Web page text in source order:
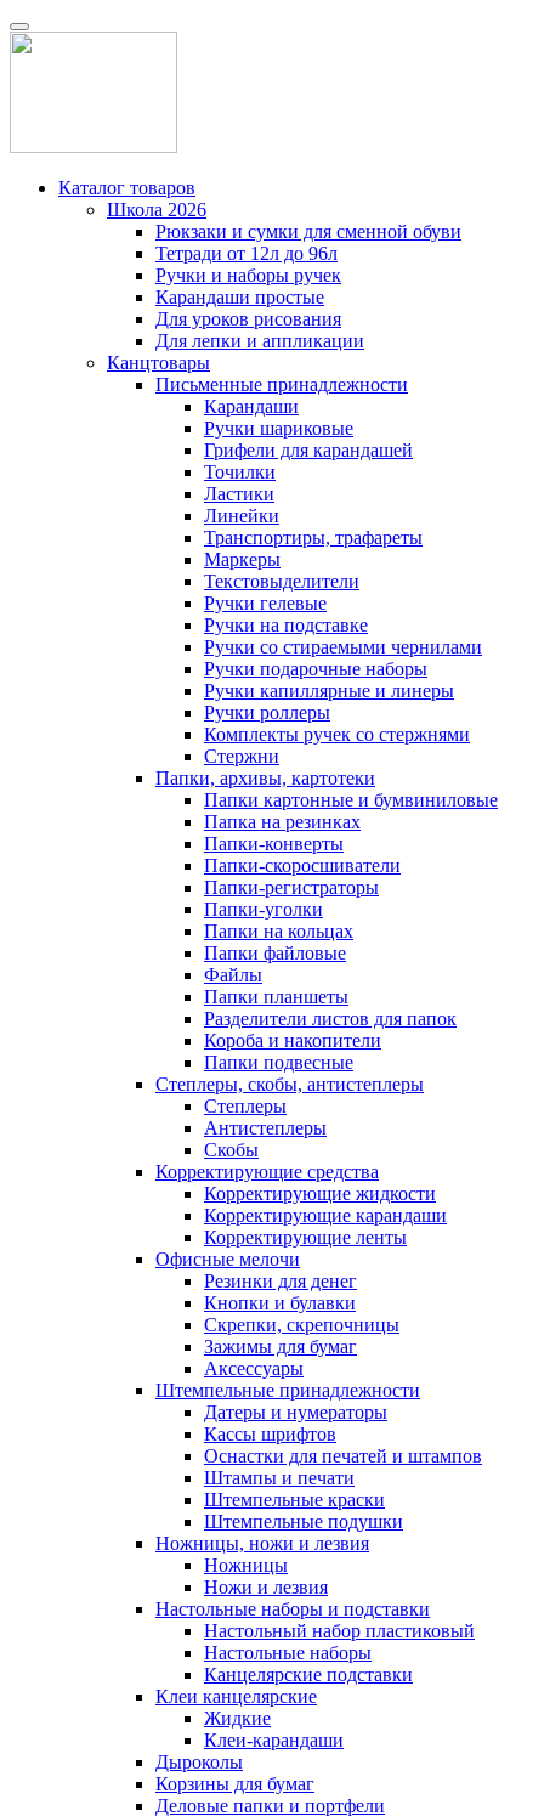
Каталог товаров
Школа 2026
Рюкзаки и сумки для сменной обуви
Тетради от 12л до 96л
Ручки и наборы ручек
Карандаши простые
Для уроков рисования
Для лепки и аппликации
Канцтовары
Письменные принадлежности
Карандаши
Ручки шариковые
Грифели для карандашей
Точилки
Ластики
Линейки
Транспортиры, трафареты
Маркеры
Текстовыделители
Ручки гелевые
Ручки на подставке
Ручки со стираемыми чернилами
Ручки подарочные наборы
Ручки капиллярные и линеры
Ручки роллеры
Комплекты ручек со стержнями
Стержни
Папки, архивы, картотеки
Папки картонные и бумвиниловые
Папка на резинках
Папки-конверты
Папки-скоросшиватели
Папки-регистраторы
Папки-уголки
Папки на кольцах
Папки файловые
Файлы
Папки планшеты
Разделители листов для папок
Короба и накопители
Папки подвесные
Степлеры, скобы, антистеплеры
Степлеры
Антистеплеры
Скобы
Корректирующие средства
Корректирующие жидкости
Корректирующие карандаши
Корректирующие ленты
Офисные мелочи
Резинки для денег
Кнопки и булавки
Скрепки, скрепочницы
Зажимы для бумаг
Аксессуары
Штемпельные принадлежности
Датеры и нумераторы
Кассы шрифтов
Оснастки для печатей и штампов
Штампы и печати
Штемпельные краски
Штемпельные подушки
Ножницы, ножи и лезвия
Ножницы
Ножи и лезвия
Настольные наборы и подставки
Настольный набор пластиковый
Настольные наборы
Канцелярские подставки
Клеи канцелярские
Жидкие
Клеи-карандаши
Дыроколы
Корзины для бумаг
Деловые папки и портфели